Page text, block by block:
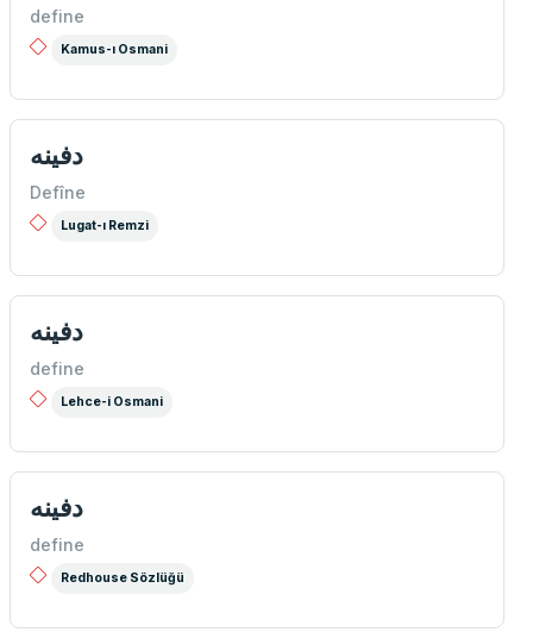
define
Kamus-ı Osmani
دفینه
Defîne
Lugat-ı Remzi
دفينه
define
Lehce-i Osmani
دفينه
define
Redhouse Sözlüğü